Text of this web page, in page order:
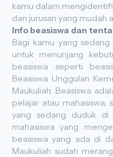
kamu dalam
dan jurusan yang mudah
Info beasiswa dan
Bagi kamu yang
untuk menunjang
beasiswa seperti
Beasiswa Unggulan
Maukuliah. Beasiswa
pelajar atau mahasiswa,
yang sedang duduk di
mahasiswa yang
beasiswa yang ada di
Maukuliah sudah